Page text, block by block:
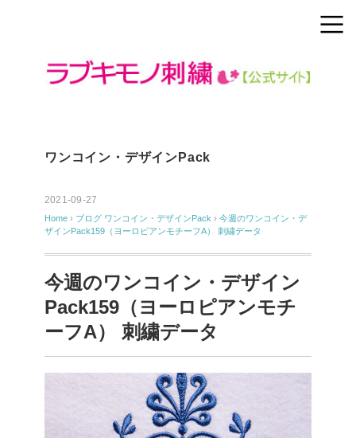
ワンコイン・デザインPack
2021-09-27
Home › ブログ ワンコイン・デザインPack › 今週のワンコイン・デ
ザインPack159（ヨーロピアンモチーフA） 刺繍データ
今週のワンコイン・デザイン
Pack159（ヨーロピアンモチ
ーフA） 刺繍データ